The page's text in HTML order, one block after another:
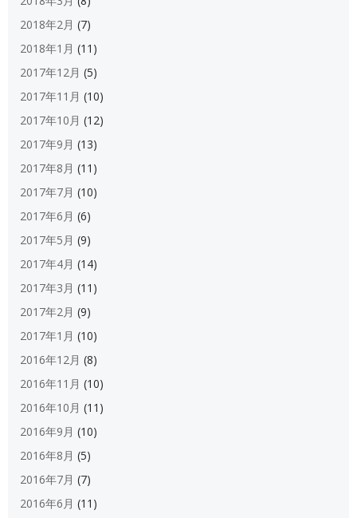
2018年2月 (7)
2018年1月 (11)
2017年12月 (5)
2017年11月 (10)
2017年10月 (12)
2017年9月 (13)
2017年8月 (11)
2017年7月 (10)
2017年6月 (6)
2017年5月 (9)
2017年4月 (14)
2017年3月 (11)
2017年2月 (9)
2017年1月 (10)
2016年12月 (8)
2016年11月 (10)
2016年10月 (11)
2016年9月 (10)
2016年8月 (5)
2016年7月 (7)
2016年6月 (11)